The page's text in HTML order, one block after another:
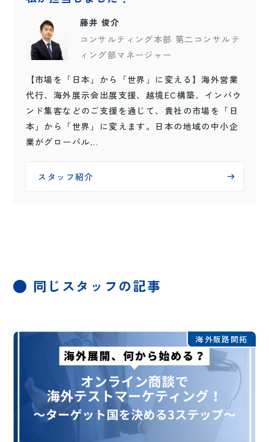
藤井 俊介
コンサルティング本部 第二コンサルテ
ィング部マネージャー
スタッフ紹介
【市場を「日本」から「世界」に変える】海外営業
代行、海外展示会出展支援、越境EC構築、インバウ
ンド集客などのご支援を通じて、貴社の市場を「日
本」から「世界」に変えます。日本の地域の中小企
業がグローバル…
同じスタッフの記事
海外販路開拓